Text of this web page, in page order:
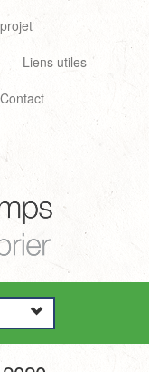
Liens utiles
Contact